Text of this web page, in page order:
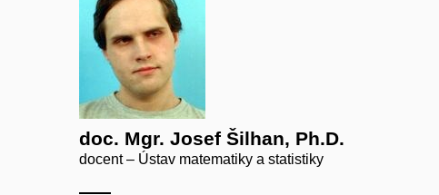
doc. Mgr. Josef Šilhan, Ph.D.
docent – Ústav matematiky a statistiky